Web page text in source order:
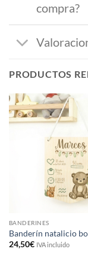
compra?
PRODUCTOS
BANDERINES
Banderín natalicio
24,50€ IVA incluido